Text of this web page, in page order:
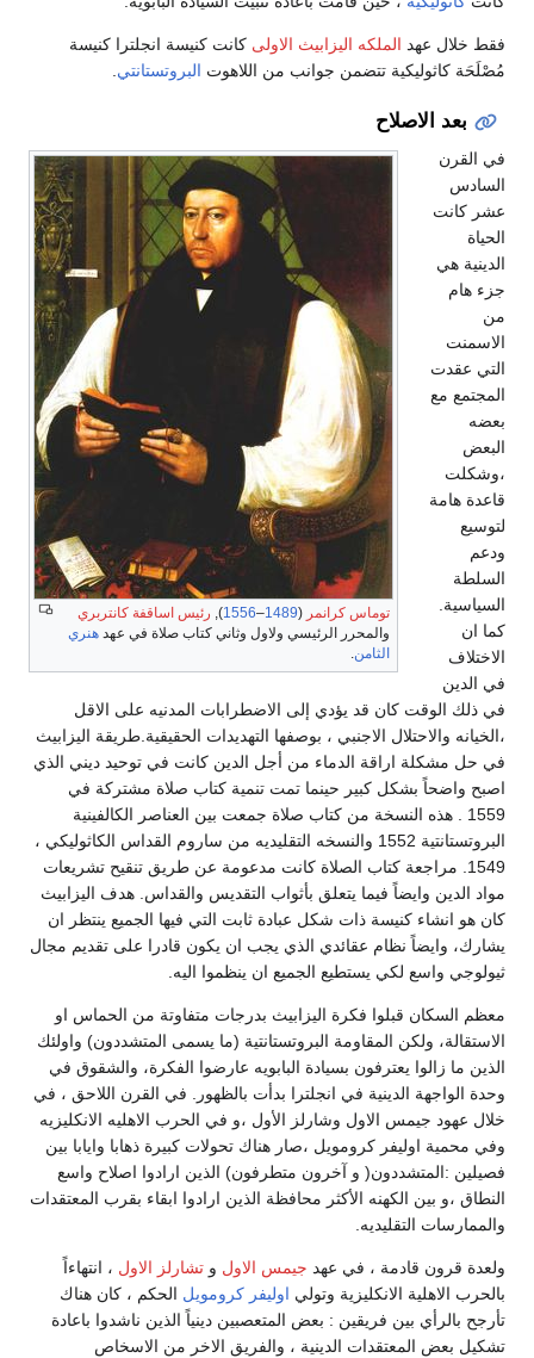
فقط خلال عهد الملكه اليزابيث الاولى كانت كنيسة انجلترا كنيسة
مُصْلَحَة كاثوليكية تتضمن جوانب من اللاهوت البروتستانتي
بعد الاصلاح
توماس كرانمر (
1489
–
1556
), رئيس اساقفة كانتربري
والمحرر الرئيسي ولاول وثاني كتاب صلاة في عهد هنري
الثامن.
في القرن
السادس
عشر كانت
الحياة
الدينية هي
جزء هام
من
الاسمنت
التي عقدت
المجتمع مع
بعضه
البعض
،وشكلت
قاعدة هامة
لتوسيع
ودعم
السلطة
السياسية.
كما ان
الاختلاف
في الدين
في ذلك الوقت كان قد يؤدي إلى الاضطرابات المدنيه على الاقل
،الخيانه والاحتلال الاجنبي ، بوصفها التهديدات الحقيقية.طريقة اليزابيث
في حل مشكلة اراقة الدماء من أجل الدين كانت في توحيد ديني الذي
اصبح واضحاً بشكل كبير حينما تمت تنمية كتاب صلاة مشتركة في
1559 . هذه النسخة من كتاب صلاة جمعت بين العناصر الكالفينية
البروتستانتية 1552 والنسخه التقليديه من ساروم القداس الكاثوليكي ،
1549. مراجعة كتاب الصلاة كانت مدعومة عن طريق تنقيح تشريعات
مواد الدين وايضاً فيما يتعلق بأثواب التقديس والقداس. هدف اليزابيث
كان هو انشاء كنيسة ذات شكل عبادة ثابت التي فيها الجميع ينتظر ان
يشارك، وايضاً نظام عقائدي الذي يجب ان يكون قادرا على تقديم مجال
ثيولوجي واسع لكي يستطيع الجميع ان ينظموا اليه.
معظم السكان قبلوا فكرة اليزابيث بدرجات متفاوتة من الحماس او
الاستقالة، ولكن المقاومة البروتستانتية (ما يسمى المتشددون) واولئك
الذين ما زالوا يعترفون بسيادة البابويه عارضوا الفكرة، والشقوق في
وحدة الواجهة الدينية في انجلترا بدأت بالظهور. في القرن اللاحق ، في
خلال عهود جيمس الاول وشارلز الأول ،و في الحرب الاهليه الانكليزيه
وفي محمية اوليفر كرومويل ،صار هناك تحولات كبيرة ذهابا وايابا بين
فصيلين :المتشددون( و آخرون متطرفون) الذين ارادوا اصلاح واسع
النطاق ،و بين الكهنه الأكثر محافظة الذين ارادوا ابقاء بقرب المعتقدات
والممارسات التقليديه.
ولعدة قرون قادمة ، في عهد جيمس الاول و تشارلز الاول ، انتهاءاً
بالحرب الاهلية الانكليزية وتولي اوليفر كرومويل الحكم ، كان هناك
تأرجح بالرأي بين فريقين : بعض المتعصبين دينياً الذين ناشدوا باعادة
تشكيل بعض المعتقدات الدينية ، والفريق الاخر من الاسخاص